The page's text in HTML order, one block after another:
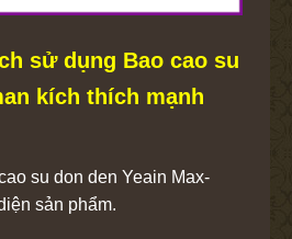
sử dụng Bao cao su
kích thích mạnh
su don den Yeain Max-
sản phẩm.